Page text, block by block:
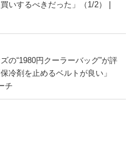
いするべきだった」（1/2） |
の“1980円クーラーバッグ”が評
冷剤を止めるベルトが良い」
チ